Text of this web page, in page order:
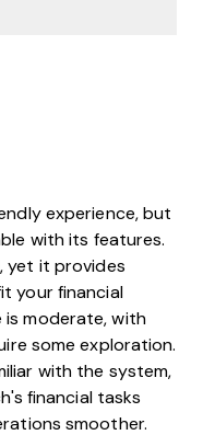
experience, but
with its features.
yet it provides
your financial
is moderate, with
some exploration.
with the system,
financial tasks
smoother.